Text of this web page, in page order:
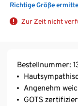
Richtige Größe
Zur Zeit nicht
Bestellnummer:
Angenehm
GOTS